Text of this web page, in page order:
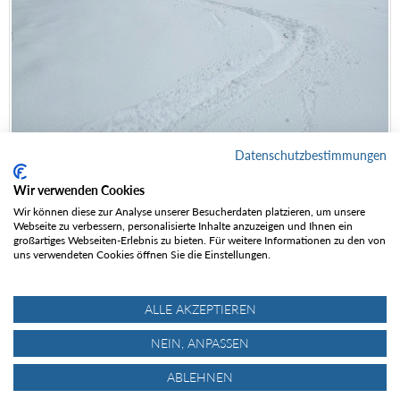
Datenschutzbestimmungen
Wir verwenden Cookies
Wir können diese zur Analyse unserer Besucherdaten platzieren, um unsere
Webseite zu verbessern, personalisierte Inhalte anzuzeigen und Ihnen ein
großartiges Webseiten-Erlebnis zu bieten. Für weitere Informationen zu den von
uns verwendeten Cookies öffnen Sie die Einstellungen.
ALLE AKZEPTIEREN
NEIN, ANPASSEN
ABLEHNEN